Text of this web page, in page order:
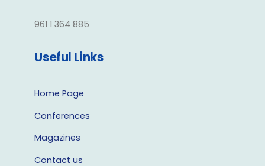
961 1 364 885
Useful Links
Home Page
Conferences
Magazines
Contact us